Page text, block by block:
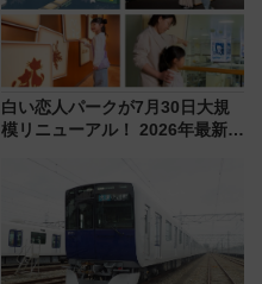
白い恋人パークが7月30日大規
模リニューアル！ 2026年最新の
（札幌市）